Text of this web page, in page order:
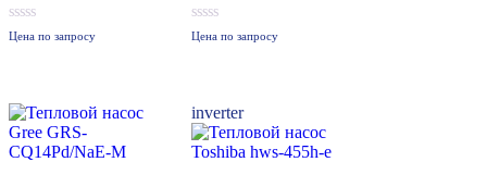
0
из
Цена по запросу
0
из
Цена по запросу
inverter